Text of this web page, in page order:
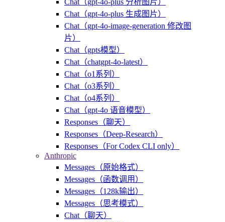
Chat（gpt-4o-plus 生成图片）
Chat（gpt-4o-image-generation 修改图
片）
Chat（gpts模型）
Chat（chatgpt-4o-latest）
Chat（o1系列）
Chat（o3系列）
Chat（o4系列）
Chat（gpt-4o 语音模型）
Responses（聊天）
Responses（Deep-Research）
Responses（For Codex CLI only）
Anthropic
Messages（原始格式）
Messages（函数调用）
Messages（128k输出）
Messages（思考模式）
Chat（聊天）